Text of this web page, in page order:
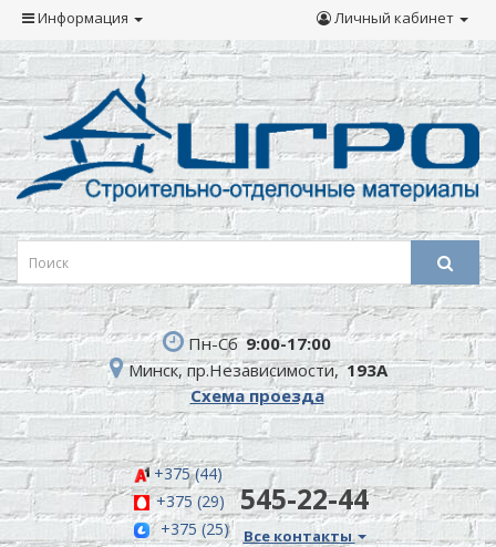
Информация Личный кабинет
Пн-Сб 9:00-17:00
Минск, пр.Независимости, 193А
Схема проезда
+375 (44)
+375 (29)
+375 (25)
545-22-44
Все контакты